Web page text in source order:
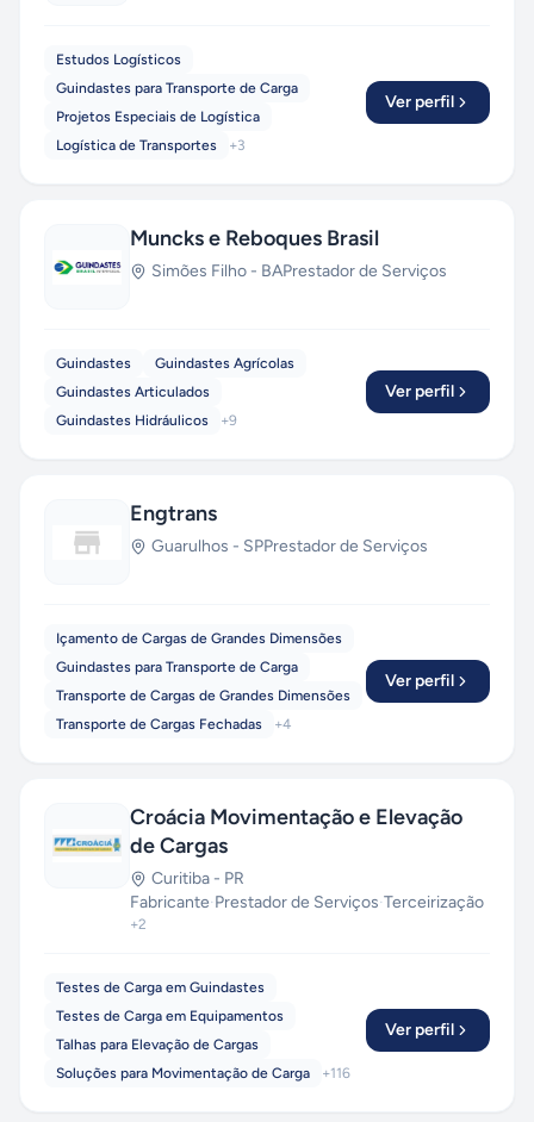
Estudos Logísticos
Guindastes para Transporte de Carga
Projetos Especiais de Logística
Logística de Transportes
+3
Ver perfil
Muncks e Reboques Brasil
Simões Filho - BAPrestador de Serviços
Guindastes
Guindastes Agrícolas
Guindastes Articulados
Guindastes Hidráulicos
+9
Ver perfil
Engtrans
Guarulhos - SPPrestador de Serviços
Içamento de Cargas de Grandes Dimensões
Guindastes para Transporte de Carga
Transporte de Cargas de Grandes Dimensões
Transporte de Cargas Fechadas
+4
Ver perfil
Croácia Movimentação e Elevação
de Cargas
Curitiba - PR
Fabricante·Prestador de Serviços·Terceirização
+2
Testes de Carga em Guindastes
Testes de Carga em Equipamentos
Talhas para Elevação de Cargas
Soluções para Movimentação de Carga
+116
Ver perfil